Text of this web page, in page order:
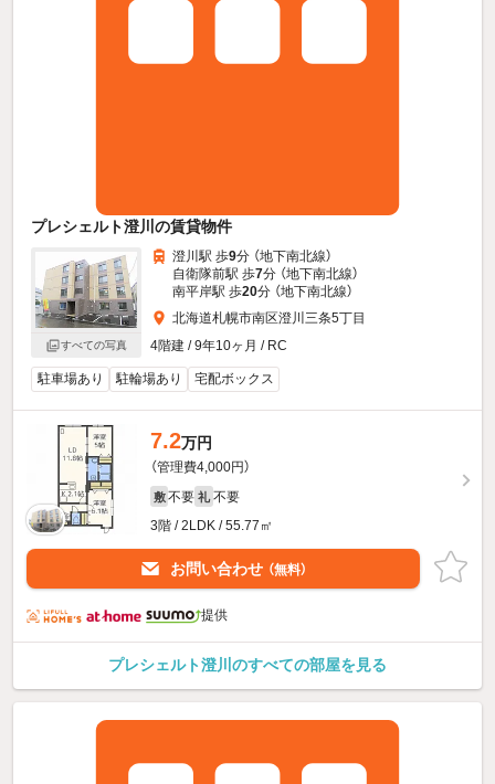
プレシェルト澄川の賃貸物件
すべての写真
澄川駅 歩9分 （地下南北線）
自衛隊前駅 歩7分 （地下南北線）
南平岸駅 歩20分 （地下南北線）
北海道札幌市南区澄川三条5丁目
4階建 / 9年10ヶ月 / RC
駐車場あり 駐輪場あり 宅配ボックス
7.2万円
（管理費4,000円）
敷 不要 礼 不要
3階 / 2LDK / 55.77㎡
お問い合わせ （無料）
提供
プレシェルト澄川のすべての部屋を見る